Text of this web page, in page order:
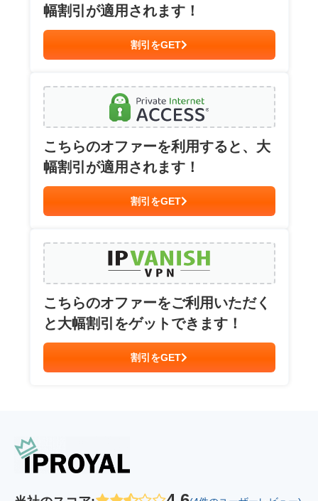
幅割引が適用されます！
割引をGET
こちらのオファーを利用すると、大
幅割引が適用されます！
割引をGET
こちらのオファーをご利用いただく
と大幅割引をゲットできます！
割引をGET